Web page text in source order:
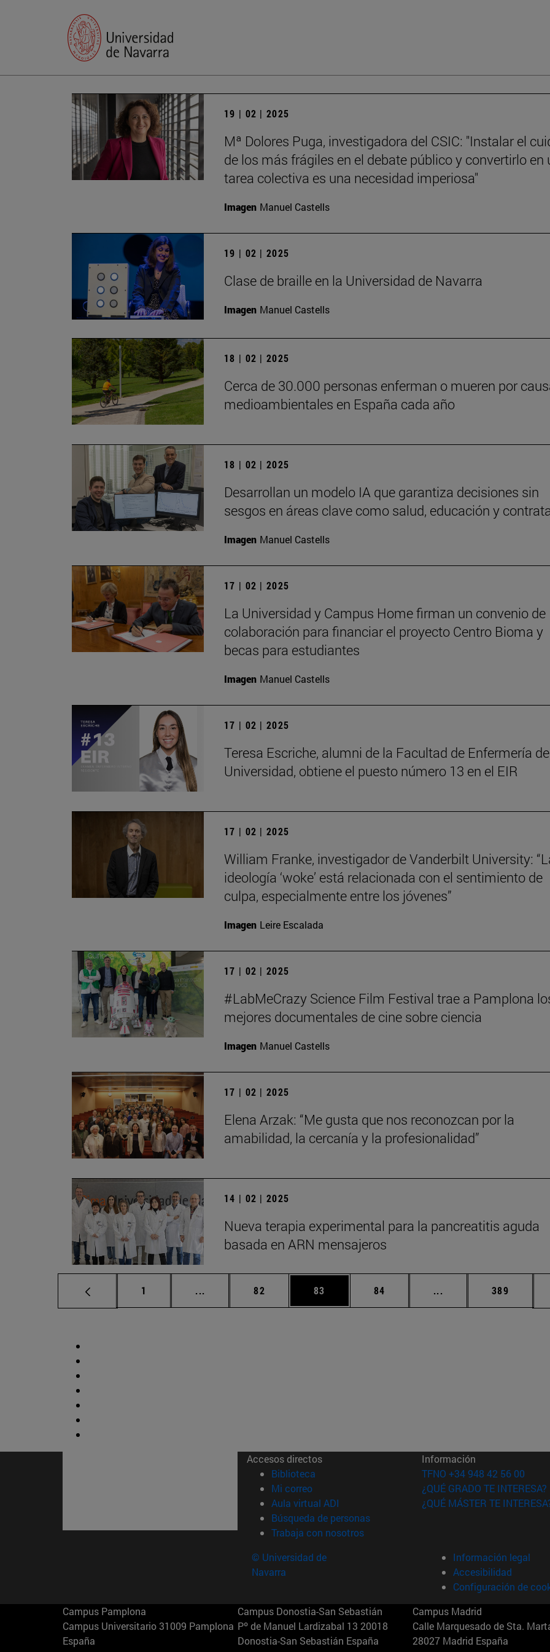
19 | 02 | 2025
Mª Dolores Puga, investigadora del CSIC: "Instalar el
de los más frágiles en el debate público y convertirlo en
tarea colectiva es una necesidad imperiosa"
Imagen Manuel Castells
19 | 02 | 2025
Clase de braille en la Universidad de Navarra
Imagen Manuel Castells
18 | 02 | 2025
Cerca de 30.000 personas enferman o mueren por
medioambientales en España cada año
18 | 02 | 2025
Desarrollan un modelo IA que garantiza decisiones sin
sesgos en áreas clave como salud, educación y
Imagen Manuel Castells
17 | 02 | 2025
La Universidad y Campus Home firman un convenio de
colaboración para financiar el proyecto Centro Bioma y
becas para estudiantes
Imagen Manuel Castells
17 | 02 | 2025
Teresa Escriche, alumni de la Facultad de Enfermería
Universidad, obtiene el puesto número 13 en el EIR
17 | 02 | 2025
William Franke, investigador de Vanderbilt University:
ideología ‘woke’ está relacionada con el sentimiento de
culpa, especialmente entre los jóvenes”
Imagen Leire Escalada
17 | 02 | 2025
#LabMeCrazy Science Film Festival trae a Pamplona
mejores documentales de cine sobre ciencia
Imagen Manuel Castells
17 | 02 | 2025
Elena Arzak: “Me gusta que nos reconozcan por la
amabilidad, la cercanía y la profesionalidad”
14 | 02 | 2025
Nueva terapia experimental para la pancreatitis aguda
basada en ARN mensajeros
Página
1 ... Páginas intermedias Use TAB para desplazarse.
Página
82 Página
83 Página
84 ... Páginas intermedias
Página
389
Accesos directos
Biblioteca (abre en nueva ventana)
Mi correo(abre en nueva ventana)
Aula virtual ADI (abre en nueva ventana)
Búsqueda de personas(abre en nueva ventana)
Trabaja con nosotros(abre en nueva ventana)
Información
TFNO +34 948 42 56 00
¿QUÉ GRADO TE INTERESA?
¿QUÉ MÁSTER TE
© Universidad de
Navarra
Información legal
Accesibilidad
Configuración de
Campus Pamplona
Campus Universitario 31009 Pamplona
España
Campus Donostia-San Sebastián
Pº de Manuel Lardizabal 13 20018
Donostia-San Sebastián España
Campus Madrid
Calle Marquesado de Sta.
28027 Madrid España